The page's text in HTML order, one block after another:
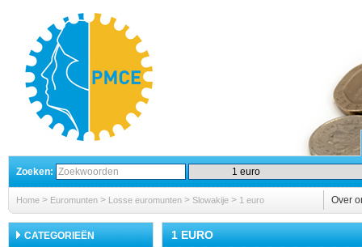
Zoeken:
Home > Euromunten > Losse euromunten > Slowakije > 1 euro Over
CATEGORIEËN 1 EURO